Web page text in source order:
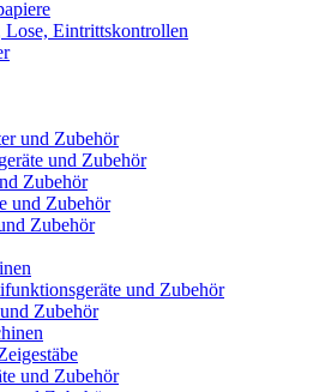
Eintrittskontrollen
und Zubehör
und Zubehör
Zubehör
und Zubehör
Zubehör
und Zubehör
Zubehör
und Zubehör